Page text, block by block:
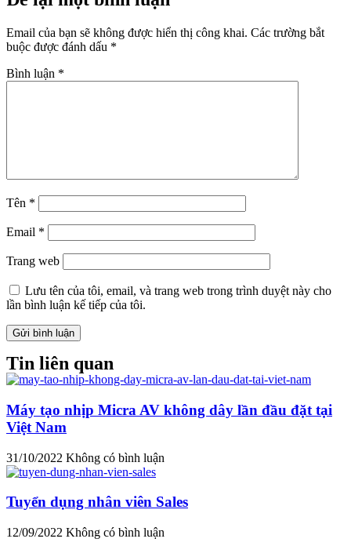
Email của bạn sẽ không được hiển thị công khai. Các trường bắt
buộc được đánh dấu *
Bình luận *
Tên *
Email *
Trang web
Lưu tên của tôi, email, và trang web trong trình duyệt này cho
lần bình luận kế tiếp của tôi.
Tin liên quan
Máy tạo nhịp Micra AV không dây lần đầu đặt tại
Việt Nam
31/10/2022 Không có bình luận
Tuyển dụng nhân viên Sales
12/09/2022 Không có bình luận